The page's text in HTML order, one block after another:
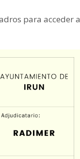
para acceder a